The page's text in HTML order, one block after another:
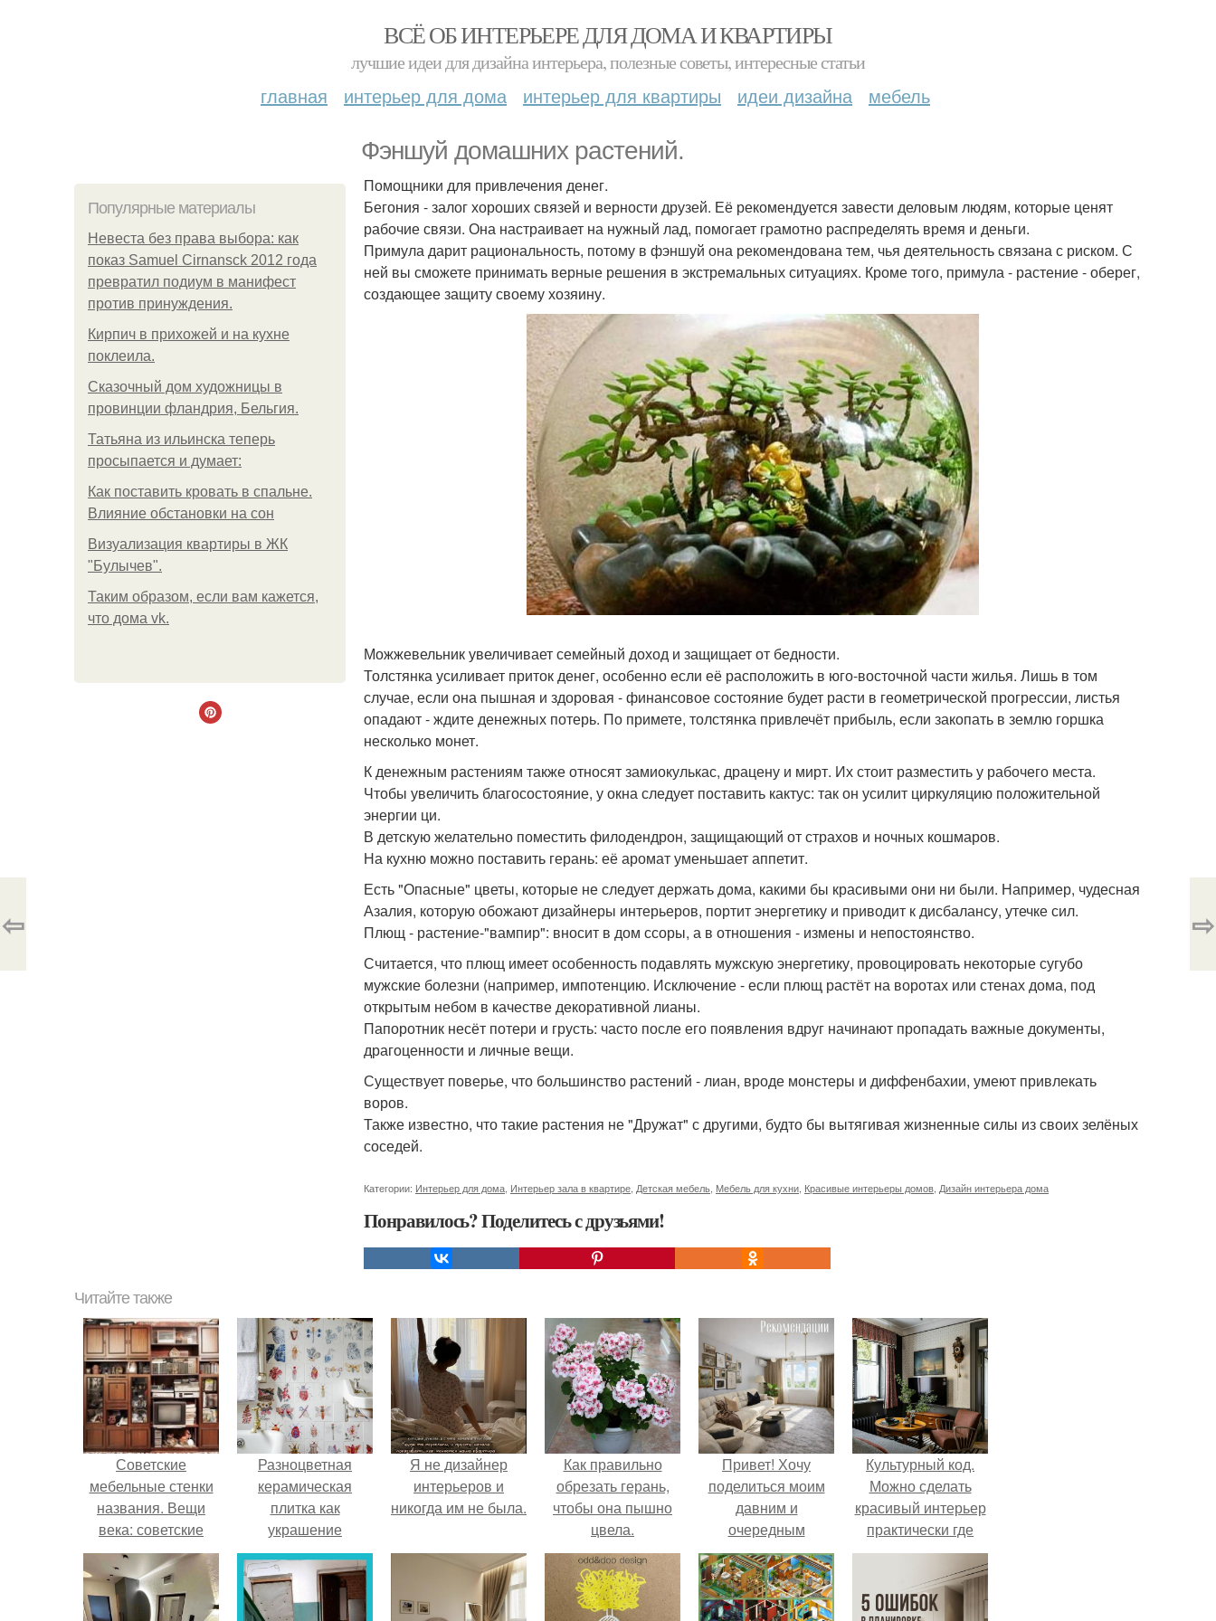
ВСЁ ОБ ИНТЕРЬЕРЕ ДЛЯ ДОМА И КВАРТИРЫ
лучшие идеи для дизайна интерьера, полезные советы, интересные статьи
главная интерьер для дома интерьер для квартиры идеи дизайна мебель
Фэншуй домашних растений.
Популярные материалы
Невеста без права выбора: как
показ Samuel Cirnansck 2012 года
превратил подиум в манифест
против принуждения.
Кирпич в прихожей и на кухне
поклеила.
Сказочный дом художницы в
провинции фландрия, Бельгия.
Татьяна из ильинска теперь
просыпается и думает:
Как поставить кровать в спальне.
Влияние обстановки на сон
Визуализация квартиры в ЖК
"Булычев".
Таким образом, если вам кажется,
что дома vk.
Помощники для привлечения денег.
Бегония - залог хороших связей и верности друзей. Её рекомендуется завести деловым людям, которые ценят
рабочие связи. Она настраивает на нужный лад, помогает грамотно распределять время и деньги.
Примула дарит рациональность, потому в фэншуй она рекомендована тем, чья деятельность связана с риском. С
ней вы сможете принимать верные решения в экстремальных ситуациях. Кроме того, примула - растение - оберег,
создающее защиту своему хозяину.
Можжевельник увеличивает семейный доход и защищает от бедности.
Толстянка усиливает приток денег, особенно если её расположить в юго-восточной части жилья. Лишь в том
случае, если она пышная и здоровая - финансовое состояние будет расти в геометрической прогрессии, листья
опадают - ждите денежных потерь. По примете, толстянка привлечёт прибыль, если закопать в землю горшка
несколько монет.
К денежным растениям также относят замиокулькас, драцену и мирт. Их стоит разместить у рабочего места.
Чтобы увеличить благосостояние, у окна следует поставить кактус: так он усилит циркуляцию положительной
энергии ци.
В детскую желательно поместить филодендрон, защищающий от страхов и ночных кошмаров.
На кухню можно поставить герань: её аромат уменьшает аппетит.
Есть "Опасные" цветы, которые не следует держать дома, какими бы красивыми они ни были. Например, чудесная
Азалия, которую обожают дизайнеры интерьеров, портит энергетику и приводит к дисбалансу, утечке сил.
Плющ - растение-"вампир": вносит в дом ссоры, а в отношения - измены и непостоянство.
Считается, что плющ имеет особенность подавлять мужскую энергетику, провоцировать некоторые сугубо
мужские болезни (например, импотенцию. Исключение - если плющ растёт на воротах или стенах дома, под
открытым небом в качестве декоративной лианы.
Папоротник несёт потери и грусть: часто после его появления вдруг начинают пропадать важные документы,
драгоценности и личные вещи.
Существует поверье, что большинство растений - лиан, вроде монстеры и диффенбахии, умеют привлекать
воров.
Также известно, что такие растения не "Дружат" с другими, будто бы вытягивая жизненные силы из своих зелёных
соседей.
Категории: Интерьер для дома Интерьер зала в квартире Детская мебель Мебель для кухни Красивые интерьеры домов Дизайн интерьера дома
Понравилось? Поделитесь с друзьями!
⇦ ⇨
Читайте также
Советские
мебельные стенки
названия. Вещи
века: советские
стенки 80-х.
Разноцветная
керамическая
плитка как
украшение
интерьера.
Я не дизайнер
интерьеров и
никогда им не была.
Как правильно
обрезать герань,
чтобы она пышно
цвела.
Привет! Хочу
поделиться моим
давним и
очередным
неопубликованным
проектом.
Культурный код.
Можно сделать
красивый интерьер
практически где
угодно.